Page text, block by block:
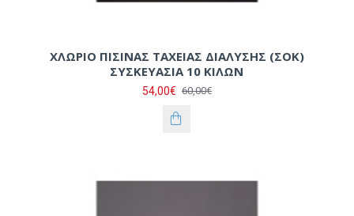
ΧΛΩΡΙΟ ΠΙΣΙΝΑΣ ΤΑΧΕΙΑΣ ΔΙΑΛΥΣΗΣ (ΣΟΚ)
ΣΥΣΚΕΥΑΣΙΑ 10 ΚΙΛΩΝ
54,00€ 60,00€